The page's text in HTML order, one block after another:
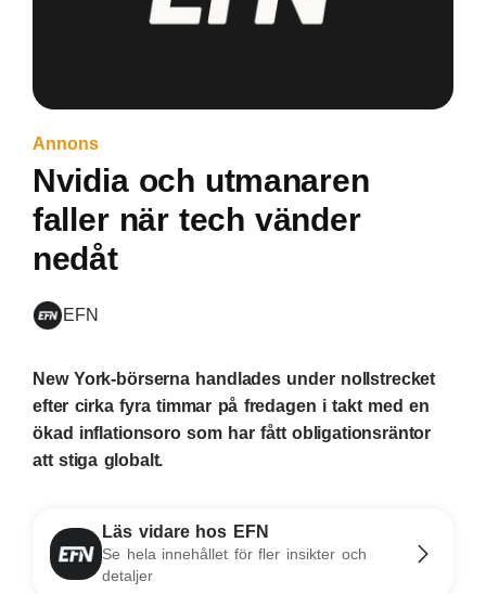
Annons
Nvidia och utmanaren
faller när tech vänder
nedåt
EFN
New York-börserna handlades under nollstrecket
efter cirka fyra timmar på fredagen i takt med en
ökad inflationsoro som har fått obligationsräntor
att stiga globalt.
Läs vidare hos EFN
Se hela innehållet för fler insikter och
detaljer